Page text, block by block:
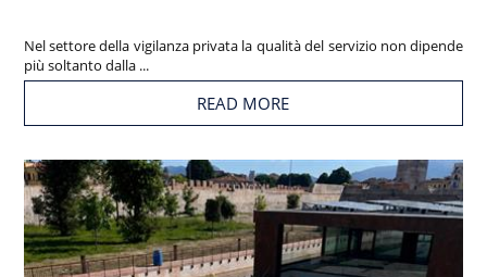
Nel settore della vigilanza privata la qualità del servizio non dipende
più soltanto dalla ...
READ MORE